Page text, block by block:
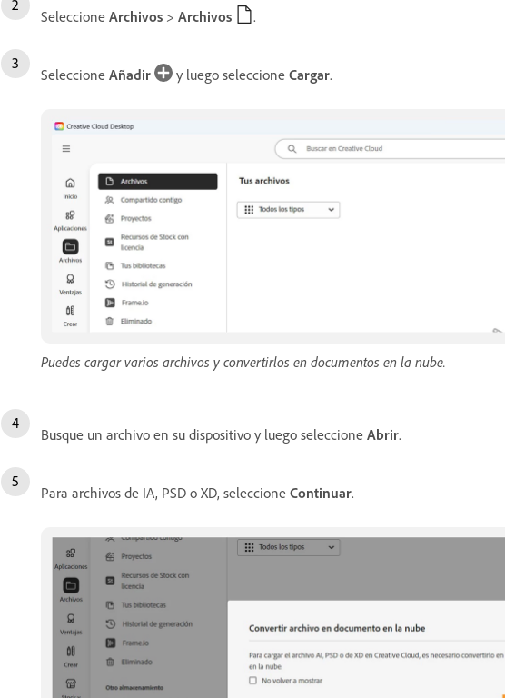
Seleccione Archivos > Archivos .
Seleccione Añadir y luego seleccione Cargar.
Puedes cargar varios archivos y convertirlos en documentos en la nube.
Busque un archivo en su dispositivo y luego seleccione Abrir.
Para archivos de IA, PSD o XD, seleccione Continuar.